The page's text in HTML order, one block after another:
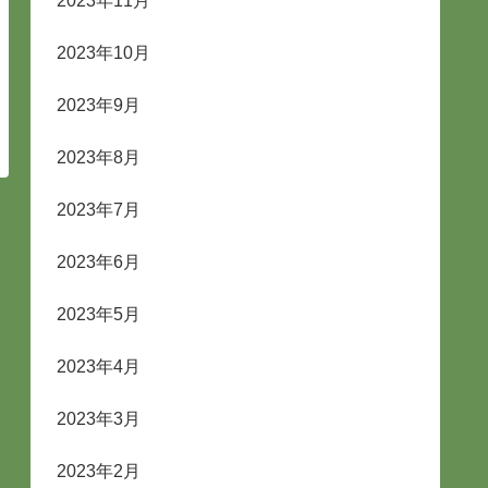
2023年10月
2023年9月
2023年8月
2023年7月
2023年6月
2023年5月
2023年4月
2023年3月
2023年2月